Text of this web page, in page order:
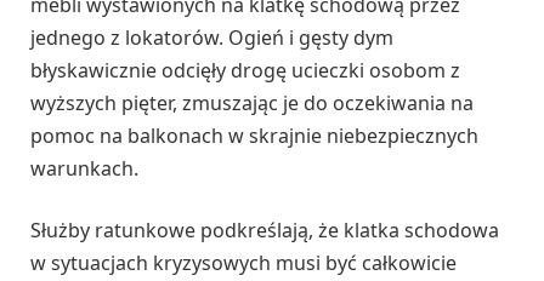
jednego z lokatorów. Ogień i gęsty dym
błyskawicznie odcięły drogę ucieczki osobom z
wyższych pięter, zmuszając je do oczekiwania na
pomoc na balkonach w skrajnie niebezpiecznych
warunkach.
Służby ratunkowe podkreślają, że klatka schodowa
w sytuacjach kryzysowych musi być całkowicie